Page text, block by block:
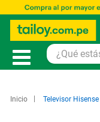
Inicio Televisor